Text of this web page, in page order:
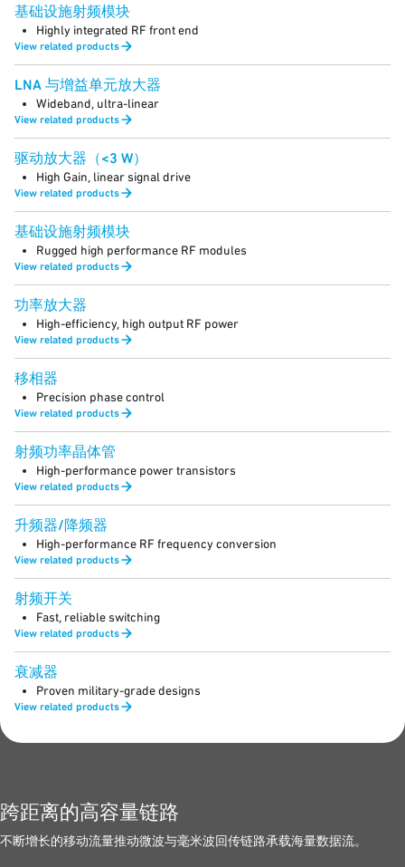
基础设施射频模块
Highly integrated RF front end
View related products
LNA 与增益单元放大器
Wideband, ultra-linear
View related products
驱动放大器（<3 W）
High Gain, linear signal drive
View related products
基础设施射频模块
Rugged high performance RF modules
View related products
功率放大器
High-efficiency, high output RF power
View related products
移相器
Precision phase control
View related products
射频功率晶体管
High-performance power transistors
View related products
升频器/降频器
High-performance RF frequency conversion
View related products
射频开关
Fast, reliable switching
View related products
衰减器
Proven military-grade designs
View related products
跨距离的高容量链路
不断增长的移动流量推动微波与毫米波回传链路承载海量数据流。